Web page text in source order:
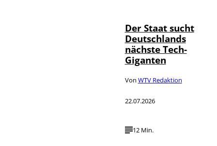
Der Staat sucht
Deutschlands
nächste Tech-
Giganten
Von WTV Redaktion
22.07.2026
12 Min.